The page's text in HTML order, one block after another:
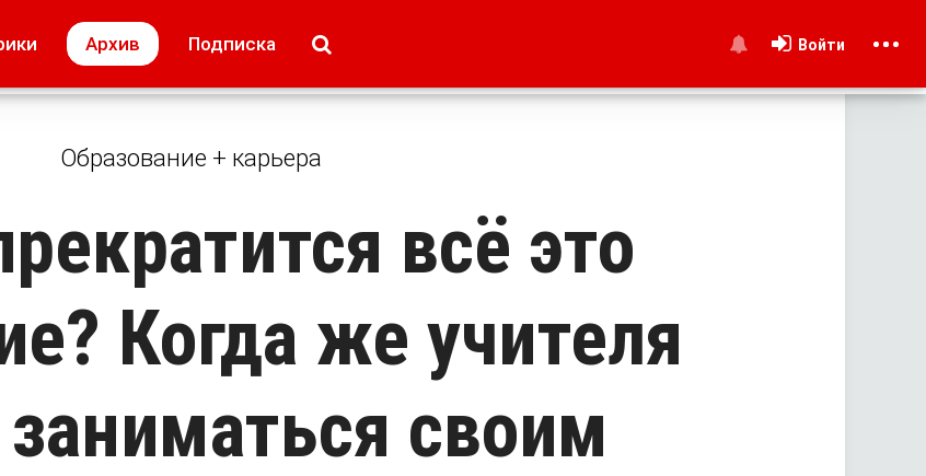
Архив Подписка Войти
МОЁ! Плюс Липецк
Образование + карьера
Свадьба недели
Образование + карьера
всё это
Когда же учителя
своим